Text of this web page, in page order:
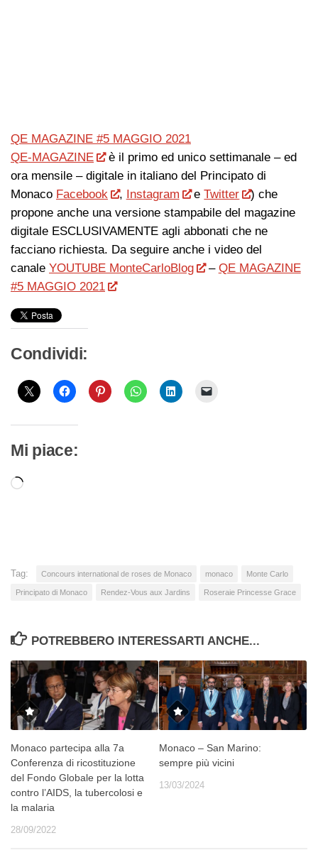
QE MAGAZINE #5 MAGGIO 2021
QE-MAGAZINE
è il primo ed unico settimanale – ed
ora mensile – digitale in italiano del Principato di
Monaco Facebook , Instagram eTwitter
) che
propone anche una versione stampabile del magazine
digitale ESCLUSIVAMENTE agli abbonati che ne
facciano richiesta. Da seguire anche i video del
canale YOUTUBE MonteCarloBlog – QE MAGAZINE
#5 MAGGIO 2021
Condividi:
Mi piace:
Caricamento
Tag: Concours international de roses de Monaco monaco Monte Carlo
Principato di Monaco Rendez-Vous aux Jardins Roseraie Princesse Grace
POTREBBERO INTERESSARTI ANCHE...
Monaco partecipa alla 7a
Conferenza di ricostituzione
del Fondo Globale per la lotta
contro l’AIDS, la tubercolosi e
la malaria
28/09/2022
Monaco – San Marino:
sempre più vicini
13/03/2024